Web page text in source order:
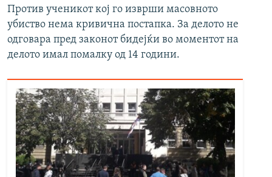
Против ученикот кој го изврши масовното
убиство нема кривична постапка. За делото не
одговара пред законот бидејќи во моментот на
делото имал помалку од 14 години.